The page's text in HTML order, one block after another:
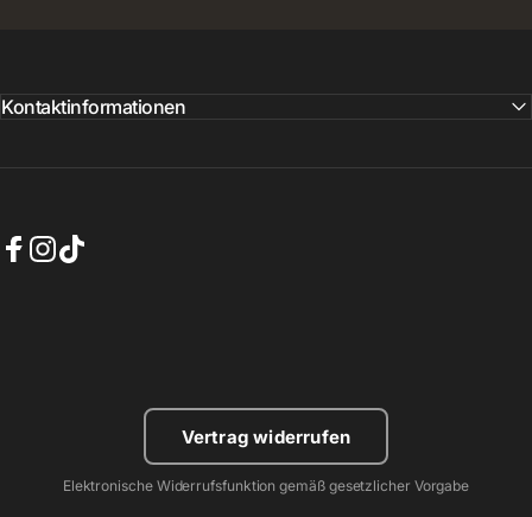
Kontaktinformationen
Vertrag widerrufen
Elektronische Widerrufsfunktion gemäß gesetzlicher Vorgabe